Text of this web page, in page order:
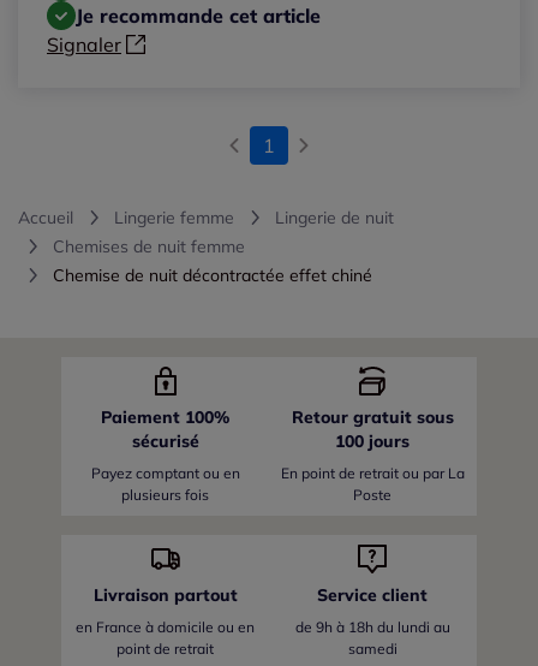
Je recommande cet article
Signaler
1
Accueil Lingerie femme
Lingerie de nuit
Chemises de nuit femme
Chemise de nuit décontractée effet chiné
Paiement 100%
sécurisé
Payez comptant ou en
plusieurs fois
Retour gratuit sous
100 jours
En point de retrait ou par La
Poste
Livraison partout
en France à domicile ou en
point de retrait
Service client
de 9h à 18h du lundi au
samedi